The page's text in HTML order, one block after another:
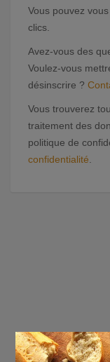
Vous pouvez
clics.
Avez-vous des
Voulez-vous
désinscrire ?
Vous trouverez
traitement des
politique de
confidentialité